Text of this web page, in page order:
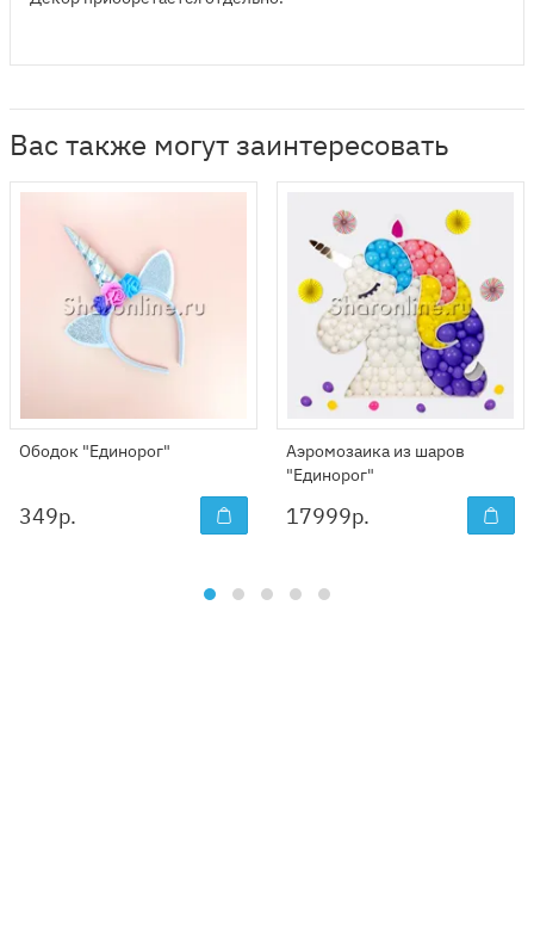
Вас также могут заинтересовать
Ободок "Единорог"
349р.
Аэромозаика из шаров
"Единорог"
17999р.